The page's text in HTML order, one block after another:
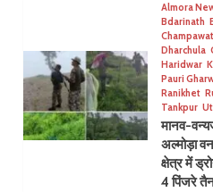
Almora
Bdarinath
Dharchula
Haridwar
Pauri
Ranikhet
Tankpur
मानव-
अल्मोड़ा
क्षेत्र में
4 पिंजरे